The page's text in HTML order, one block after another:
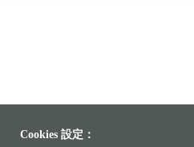
Cookies 設定：